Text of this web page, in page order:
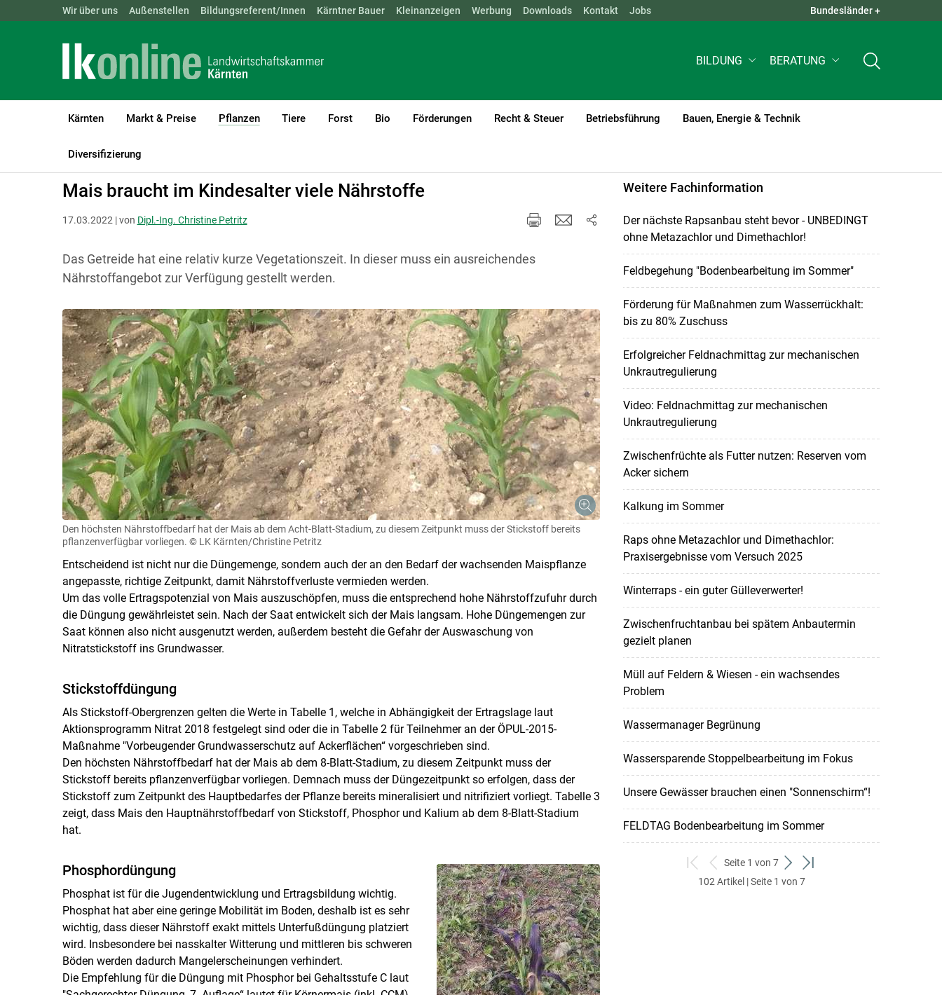
Skip to main content
Landwirtschaftskammern: ÖSTERREICH BGLD KTN NÖ OÖ SBG STMK TIROL VBG WIEN QUICK LINKS +
Wir über uns Außenstellen Bildungsreferent/Innen Kärntner Bauer Kleinanzeigen Werbung Downloads Kontakt Jobs Bundesländer +
BILDUNG BERATUNG
Kärnten Markt & Preise Pflanzen
(current)1
Tiere Forst Bio Förderungen Recht & Steuer Betriebsführung Bauen, Energie & Technik
Diversifizierung
LK Kärnten Pflanzen
Mais braucht im Kindesalter viele Nährstoffe
17.03.2022 | von Dipl.-Ing. Christine Petritz
Das Getreide hat eine relativ kurze Vegetationszeit. In dieser muss ein ausreichendes
Nährstoffangebot zur Verfügung gestellt werden.
Den höchsten Nährstoffbedarf hat der Mais ab dem Acht-Blatt-Stadium, zu diesem Zeitpunkt muss der Stickstoff bereits
pflanzenverfügbar vorliegen. © LK Kärnten/Christine Petritz
Entscheidend ist nicht nur die Düngemenge, sondern auch der an den Bedarf der wachsenden Maispflanze
angepasste, richtige Zeitpunkt, damit Nährstoffverluste vermieden werden.
Um das volle Ertragspotenzial von Mais auszuschöpfen, muss die entsprechend hohe Nährstoffzufuhr durch
die Düngung gewährleistet sein. Nach der Saat entwickelt sich der Mais langsam. Hohe Düngemengen zur
Saat können also nicht ausgenutzt werden, außerdem besteht die Gefahr der Auswaschung von
Nitratstickstoff ins Grundwasser.
Stickstoffdüngung
Als Stickstoff-Obergrenzen gelten die Werte in Tabelle 1, welche in Abhängigkeit der Ertragslage laut
Aktionsprogramm Nitrat 2018 festgelegt sind oder die in Tabelle 2 für Teilnehmer an der ÖPUL-2015-
Maßnahme "Vorbeugender Grundwasserschutz auf Ackerflächen“ vorgeschrieben sind.
Den höchsten Nährstoffbedarf hat der Mais ab dem 8-Blatt-Stadium, zu diesem Zeitpunkt muss der
Stickstoff bereits pflanzenverfügbar vorliegen. Demnach muss der Düngezeitpunkt so erfolgen, dass der
Stickstoff zum Zeitpunkt des Hauptbedarfes der Pflanze bereits mineralisiert und nitrifiziert vorliegt. Tabelle 3
zeigt, dass Mais den Hauptnährstoffbedarf von Stickstoff, Phosphor und Kalium ab dem 8-Blatt-Stadium
hat.
Phosphordüngung
Phosphat ist für die Jugendentwicklung und Ertragsbildung wichtig.
Phosphat hat aber eine geringe Mobilität im Boden, deshalb ist es sehr
wichtig, dass dieser Nährstoff exakt mittels Unterfußdüngung platziert
wird. Insbesondere bei nasskalter Witterung und mittleren bis schweren
Böden werden dadurch Mangelerscheinungen verhindert.
Die Empfehlung für die Düngung mit Phosphor bei Gehaltsstufe C laut
Weitere Fachinformation
Der nächste Rapsanbau steht bevor - UNBEDINGT
ohne Metazachlor und Dimethachlor!
Feldbegehung "Bodenbearbeitung im Sommer"
Förderung für Maßnahmen zum Wasserrückhalt:
bis zu 80% Zuschuss
Erfolgreicher Feldnachmittag zur mechanischen
Unkrautregulierung
Video: Feldnachmittag zur mechanischen
Unkrautregulierung
Zwischenfrüchte als Futter nutzen: Reserven vom
Acker sichern
Kalkung im Sommer
Raps ohne Metazachlor und Dimethachlor:
Praxisergebnisse vom Versuch 2025
Winterraps - ein guter Gülleverwerter!
Zwischenfruchtanbau bei spätem Anbautermin
gezielt planen
Müll auf Feldern & Wiesen - ein wachsendes
Problem
Wassermanager Begrünung
Wassersparende Stoppelbearbeitung im Fokus
Unsere Gewässer brauchen einen "Sonnenschirm“!
FELDTAG Bodenbearbeitung im Sommer
zum
ersten
zurück
zum
Seite 1 von 7
weiter
zum
zum
102 Artikel | Seite 1 von 7